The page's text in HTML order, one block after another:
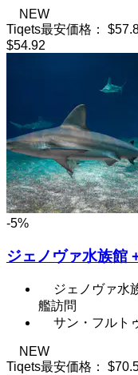
NEW
Tiqets最安価格：
$54.92
-5%
ジェノヴァ水族館
ジェノヴァ水
艦訪問
サン・フルト
NEW
Tiqets最安価格：